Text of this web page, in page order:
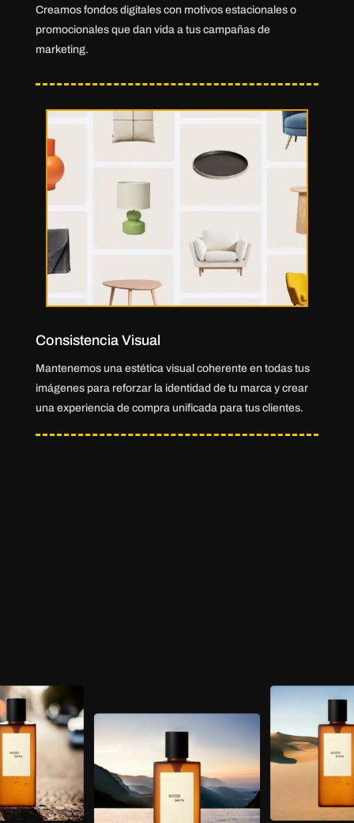
Creamos fondos digitales con motivos estacionales o
promocionales que dan vida a tus campañas de
marketing.
Consistencia Visual
Mantenemos una estética visual coherente en todas tus
imágenes para reforzar la identidad de tu marca y crear
una experiencia de compra unificada para tus clientes.